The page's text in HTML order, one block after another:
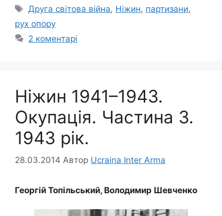
Позначки
Друга світова війна, Ніжин, партизани,
рух опору
2 коментарі
Ніжин 1941–1943.
Окупація. Частина 3.
1943 рік.
28.03.2014 Автор Ucraina Inter Arma
Георгій Топільський, Володимир Шевченко